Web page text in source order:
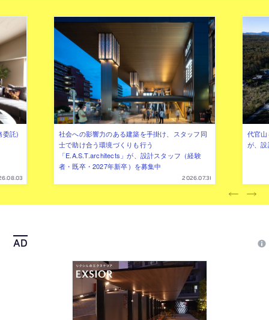
委託)
社会への影響力のある建築を手掛け、スタッフ同
士で助け合う環境づくりも行う
「E.A.S.T.architects」が、設計スタッフ（経験
者・既卒・2027年新卒）を募集中
2026.07.31
代官
が、